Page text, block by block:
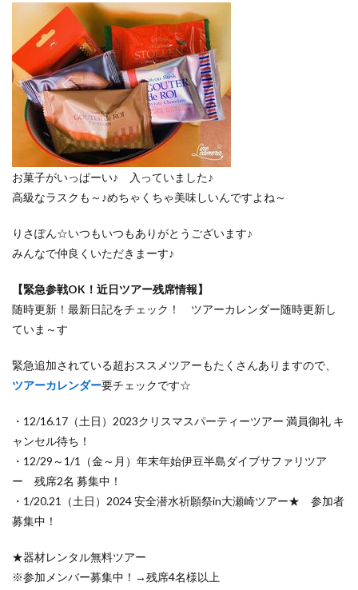
お菓子がいっぱーい♪ 入っていました♪
高級なラスクも～♪めちゃくちゃ美味しいんですよね～
りさぽん☆いつもいつもありがとうございます♪
みんなで仲良くいただきまーす♪
【緊急参戦OK！近日ツアー残席情報】
随時更新！最新日記をチェック！ ツアーカレンダー随時更新し
ていま～す
緊急追加されている超おススメツアーもたくさんありますので、
ツアーカレンダー要チェックです☆
・12/16.17（土日）2023クリスマスパーティーツアー 満員御礼 キ
ャンセル待ち！
・12/29～1/1（金～月）年末年始伊豆半島ダイブサファリツア
ー 残席2名 募集中！
・1/20.21（土日）2024 安全潜水祈願祭in大瀬崎ツアー★ 参加者
募集中！
★器材レンタル無料ツアー
※参加メンバー募集中！→残席4名様以上